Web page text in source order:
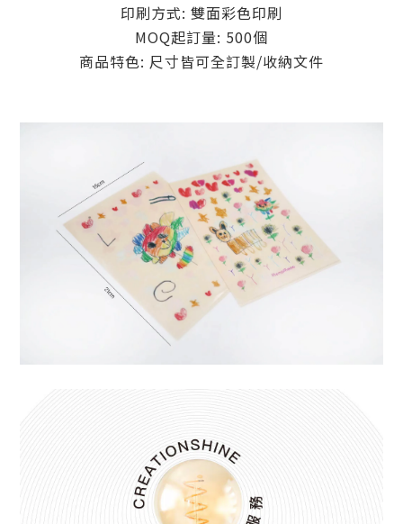
印刷方式: 雙面彩色印刷
MOQ起訂量: 500個
商品特色: 尺寸皆可全訂製/收納文件